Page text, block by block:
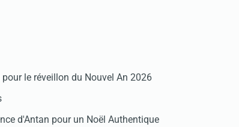
le réveillon du Nouvel An 2026
d'Antan pour un Noël Authentique